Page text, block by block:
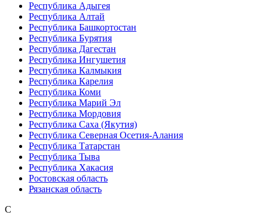
Республика Адыгея
Республика Алтай
Республика Башкортостан
Республика Бурятия
Республика Дагестан
Республика Ингушетия
Республика Калмыкия
Республика Карелия
Республика Коми
Республика Марий Эл
Республика Мордовия
Республика Саха (Якутия)
Республика Северная Осетия-Алания
Республика Татарстан
Республика Тыва
Республика Хакасия
Ростовская область
Рязанская область
С